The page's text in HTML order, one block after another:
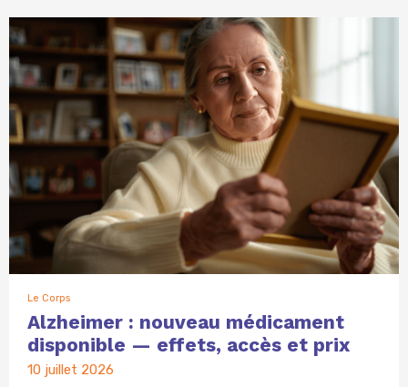
Le Corps
Alzheimer : nouveau médicament
disponible — effets, accès et prix
10 juillet 2026